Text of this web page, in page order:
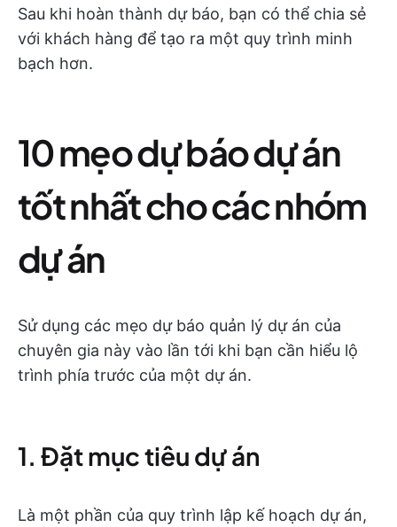
Sau khi hoàn thành dự báo, bạn có thể chia sẻ
với khách hàng để tạo ra một quy trình minh
bạch hơn.
10 mẹo dự báo dự án
tốt nhất cho các nhóm
dự án
Sử dụng các mẹo dự báo quản lý dự án của
chuyên gia này vào lần tới khi bạn cần hiểu lộ
trình phía trước của một dự án.
1. Đặt mục tiêu dự án
Là một phần của quy trình lập kế hoạch dự án,